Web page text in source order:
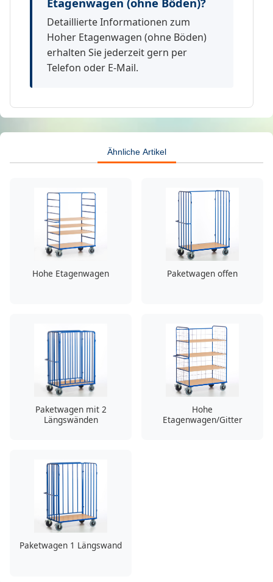
Detaillierte Informationen zum
Hoher Etagenwagen (ohne Böden)
erhalten Sie jederzeit gern per
Telefon oder E-Mail.
Ähnliche Artikel
Hohe Etagenwagen Paketwagen offen
Paketwagen mit 2
Längswänden
Hohe
Etagenwagen/Gitter
Paketwagen 1 Längswand